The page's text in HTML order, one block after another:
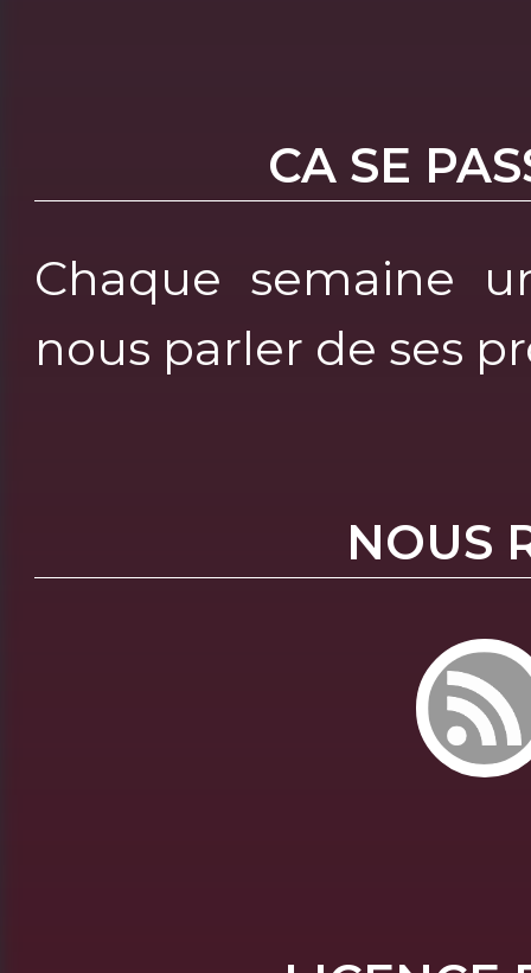
CA SE
Chaque semaine
nous parler de ses
NOUS